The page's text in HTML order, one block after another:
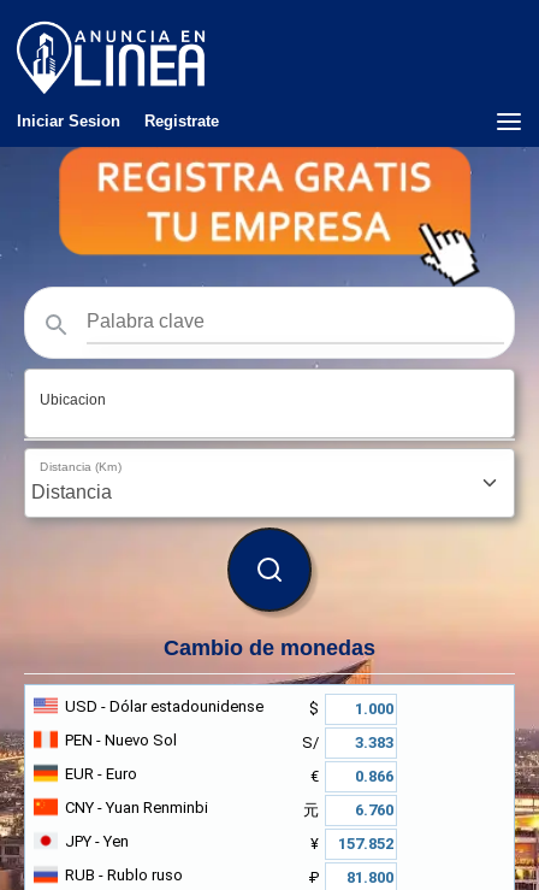
Iniciar Sesion Registrate
Ubicacion
Distancia (Km)
BUSCAR
Cambio de monedas
USD - Dólar estadounidense
$
PEN - Nuevo Sol
S/
EUR - Euro
€
CNY - Yuan Renminbi
元
JPY - Yen
¥
RUB - Rublo ruso
₽